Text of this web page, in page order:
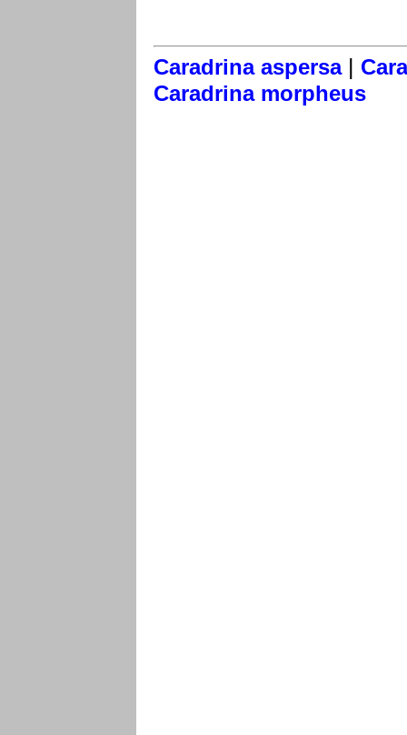
Caradrina aspersa|
Caradrina morpheus